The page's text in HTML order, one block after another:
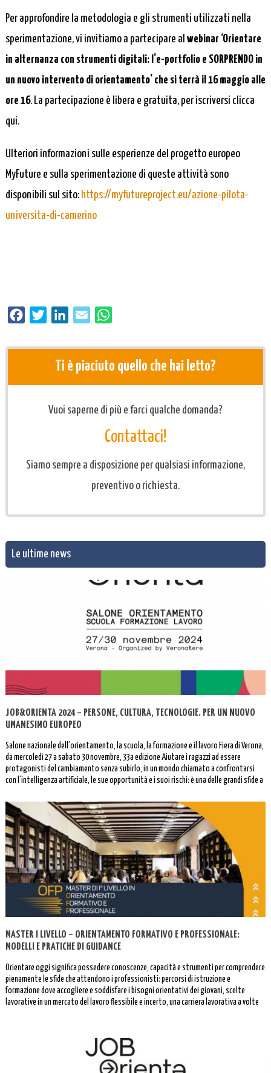
Per approfondire la metodologia e gli strumenti utilizzati nella
sperimentazione, vi invitiamo a partecipare al webinar ‘Orientare
in alternanza con strumenti digitali: l’e-portfolio e SORPRENDO in
un nuovo intervento di orientamento’ che si terrà il 16 maggio alle
ore 16. La partecipazione è libera e gratuita, per iscriversi clicca
qui.
Ulteriori informazioni sulle esperienze del progetto europeo
MyFuture e sulla sperimentazione di queste attività sono
disponibili sul sito: https://myfutureproject.eu/azione-pilota-
universita-di-camerino
FacebookTwitter LinkedIn Email
Le ultime news
JOB&ORIENTA 2024 – PERSONE, CULTURA, TECNOLOGIE. PER UN NUOVO
UMANESIMO EUROPEO
Salone nazionale dell’orientamento, la scuola, la formazione e il lavoro Fiera di Verona,
da mercoledì 27 a sabato 30 novembre, 33a edizione Aiutare i ragazzi ad essere
protagonisti del cambiamento senza subirlo, in un mondo chiamato a confrontarsi
con l’intelligenza artificiale, le sue opportunità e i suoi rischi: è una delle grandi sfide a
MASTER I LIVELLO – ORIENTAMENTO FORMATIVO E PROFESSIONALE:
MODELLI E PRATICHE DI GUIDANCE
Orientare oggi significa possedere conoscenze, capacità e strumenti per comprendere
pienamente le sfide che attendono i professionisti: percorsi di istruzione e
formazione dove accogliere e soddisfare i bisogni orientativi dei giovani, scelte
lavorative in un mercato del lavoro flessibile e incerto, una carriera lavorativa a volte
Ti è piaciuto quello che hai letto?
Vuoi saperne di più e farci qualche domanda?
Contattaci!
Siamo sempre a disposizione per qualsiasi informazione,
preventivo o richiesta.